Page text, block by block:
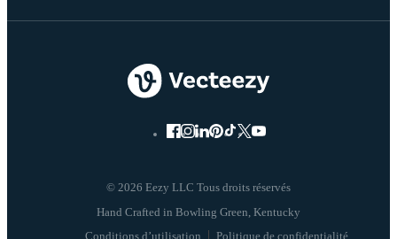
© 2026 Eezy LLC Tous droits réservés
Conditions d’utilisation Politique de confidentialité